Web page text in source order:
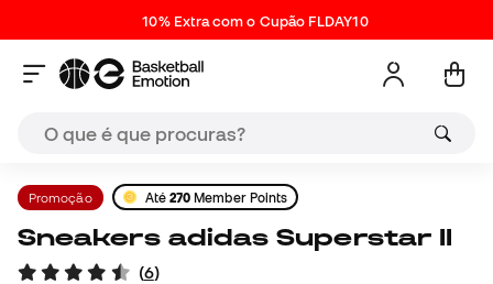
10% Extra com o Cupão FLDAY10
Promoção Até 270 Member Points
Sneakers adidas Superstar II
(6)